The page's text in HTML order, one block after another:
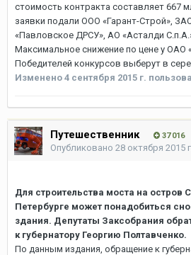
стоимость контракта составляет 667
заявки подали ООО «Гарант-Строй»,
«Павловское ДРСУ», АО «Асталди
Максимальное снижение по цене у ОАО
Победителей конкурсов выберут в
Изменено 4 сентября 2015 г.
Путешественник 37 016
Опубликовано 28 октября 2015 г.
Для строительства моста на остров
Петербурге может понадобиться
здания. Депутаты Заксобрания
к губернатору Георгию Полтавченко.
По данным издания, обращение к